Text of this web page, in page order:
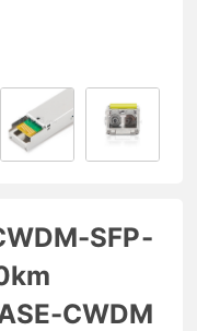
SFP-
CWDM